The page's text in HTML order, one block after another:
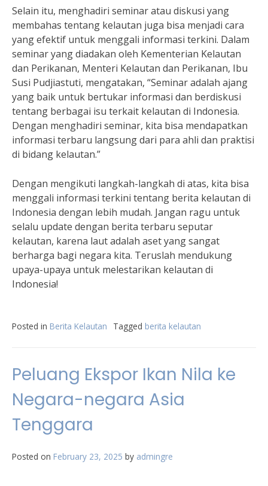
Selain itu, menghadiri seminar atau diskusi yang
membahas tentang kelautan juga bisa menjadi cara
yang efektif untuk menggali informasi terkini. Dalam
seminar yang diadakan oleh Kementerian Kelautan
dan Perikanan, Menteri Kelautan dan Perikanan, Ibu
Susi Pudjiastuti, mengatakan, “Seminar adalah ajang
yang baik untuk bertukar informasi dan berdiskusi
tentang berbagai isu terkait kelautan di Indonesia.
Dengan menghadiri seminar, kita bisa mendapatkan
informasi terbaru langsung dari para ahli dan praktisi
di bidang kelautan.”
Dengan mengikuti langkah-langkah di atas, kita bisa
menggali informasi terkini tentang berita kelautan di
Indonesia dengan lebih mudah. Jangan ragu untuk
selalu update dengan berita terbaru seputar
kelautan, karena laut adalah aset yang sangat
berharga bagi negara kita. Teruslah mendukung
upaya-upaya untuk melestarikan kelautan di
Indonesia!
Posted in Berita Kelautan Tagged berita kelautan
Peluang Ekspor Ikan Nila ke
Negara-negara Asia
Tenggara
Posted on February 23, 2025 by admingre